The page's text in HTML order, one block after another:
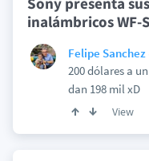
inalámbricos WF-
Felipe Sanchez
200 dólares a
dan 198 mil xD
View